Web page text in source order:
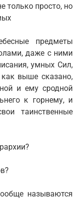
только просто, но
предметы
даже с ними
умных Сил,
выше сказано,
и ему сродной
к горнему, и
таинственные
называются